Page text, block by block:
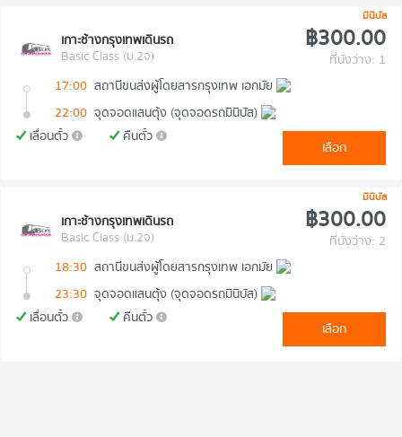
มินิบัส
เกาะช้างกรุงเทพเดินรถ
Basic Class (ม.2จ)
฿300.00
ที่นั่งว่าง: 1
17:00 สถานีขนส่งผู้โดยสารกรุงเทพ เอกมัย
22:00 จุดจอดแสนตุ้ง (จุดจอดรถมินิบัส)
เลื่อนตั๋ว
คืนตั๋ว
เลือก
มินิบัส
เกาะช้างกรุงเทพเดินรถ
Basic Class (ม.2จ)
฿300.00
ที่นั่งว่าง: 2
18:30 สถานีขนส่งผู้โดยสารกรุงเทพ เอกมัย
23:30 จุดจอดแสนตุ้ง (จุดจอดรถมินิบัส)
เลื่อนตั๋ว
คืนตั๋ว
เลือก